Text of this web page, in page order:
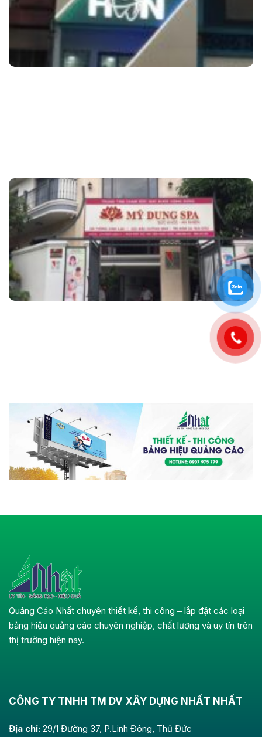
Quảng Cáo Nhất chuyên thiết kế, thi công – lắp đặt các loại
bảng hiệu quảng cáo chuyên nghiệp, chất lượng và uy tín trên
thị trường hiện nay.
CÔNG TY TNHH TM DV XÂY DỰNG NHẤT NHẤT
Địa chỉ: 29/1 Đường 37, P.Linh Đông, Thủ Đức